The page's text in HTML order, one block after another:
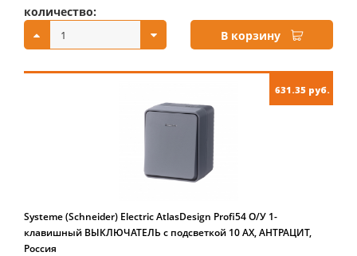
количество:
В корзину
631.35 руб.
Systeme (Schneider) Electric AtlasDesign Profi54 О/У 1-
клавишный ВЫКЛЮЧАТЕЛЬ с подсветкой 10 АХ, АНТРАЦИТ,
Россия